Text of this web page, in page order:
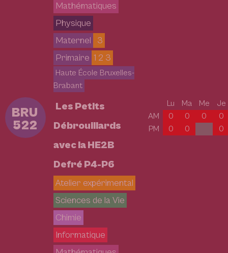
Mathématiques
Physique
Maternel
3
Primaire 1 2 3
Haute École Bruxelles-
Brabant
BRU
522
Les Petits
Débrouillards
avec la HE2B
Defré P4-P6
Atelier expérimental
Sciences de la Vie
Chimie
Informatique
Lu Ma Me
Je
AM
0 0 0
0
PM
0 0 0